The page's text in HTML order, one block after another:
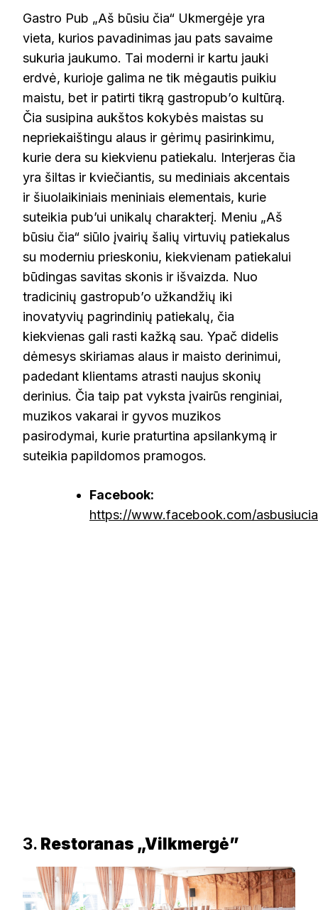
Gastro Pub „Aš būsiu čia“ Ukmergėje yra
vieta, kurios pavadinimas jau pats savaime
sukuria jaukumo. Tai moderni ir kartu jauki
erdvė, kurioje galima ne tik mėgautis puikiu
maistu, bet ir patirti tikrą gastropub’o kultūrą.
Čia susipina aukštos kokybės maistas su
nepriekaištingu alaus ir gėrimų pasirinkimu,
kurie dera su kiekvienu patiekalu. Interjeras čia
yra šiltas ir kviečiantis, su mediniais akcentais
ir šiuolaikiniais meniniais elementais, kurie
suteikia pub’ui unikalų charakterį. Meniu „Aš
būsiu čia“ siūlo įvairių šalių virtuvių patiekalus
su moderniu prieskoniu, kiekvienam patiekalui
būdingas savitas skonis ir išvaizda. Nuo
tradicinių gastropub’o užkandžių iki
inovatyvių pagrindinių patiekalų, čia
kiekvienas gali rasti kažką sau. Ypač didelis
dėmesys skiriamas alaus ir maisto derinimui,
padedant klientams atrasti naujus skonių
derinius. Čia taip pat vyksta įvairūs renginiai,
muzikos vakarai ir gyvos muzikos
pasirodymai, kurie praturtina apsilankymą ir
suteikia papildomos pramogos.
Facebook:
https://www.facebook.com/
3. Restoranas „Vilkmergė”